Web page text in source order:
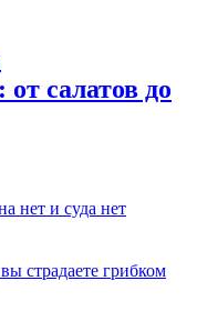
салатов до
нет и суда нет
страдаете грибком